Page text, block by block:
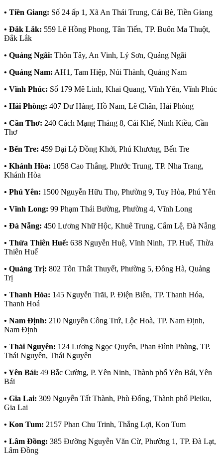
• Tiền Giang: Số 24 ấp 1, Xã An Thái Trung, Cái Bè, Tiền Giang
• Đắk Lắk: 559 Lê Hồng Phong, Tân Tiến, TP. Buôn Ma Thuột,
Đắk Lắk
• Quảng Ngãi: Thôn Tây, An Vinh, Lý Sơn, Quảng Ngãi
• Quảng Nam: AH1, Tam Hiệp, Núi Thành, Quảng Nam
• Vĩnh Phúc: Số 179 Mê Linh, Khai Quang, Vĩnh Yên, Vĩnh Phúc
• Hải Phòng: 407 Dư Hàng, Hồ Nam, Lê Chân, Hải Phòng
• Cần Thơ: 240 Cách Mạng Tháng 8, Cái Khế, Ninh Kiều, Cần
Thơ
• Bến Tre: 459 Đại Lộ Đồng Khởi, Phú Khương, Bến Tre
• Khánh Hòa: 1058 Cao Thắng, Phước Trung, TP. Nha Trang,
Khánh Hòa
• Phú Yên: 1500 Nguyễn Hữu Thọ, Phường 9, Tuy Hòa, Phú Yên
• Vĩnh Long: 99 Phạm Thái Bường, Phường 4, Vĩnh Long
• Đà Nẵng: 450 Lương Nhữ Hộc, Khuê Trung, Cẩm Lệ, Đà Nẵng
• Thừa Thiên Huế: 638 Nguyễn Huệ, Vĩnh Ninh, TP. Huế, Thừa
Thiên Huế
• Quảng Trị: 802 Tôn Thất Thuyết, Phường 5, Đông Hà, Quảng
Trị
• Thanh Hóa: 145 Nguyễn Trãi, P. Điện Biên, TP. Thanh Hóa,
Thanh Hoá
• Nam Định: 210 Nguyễn Công Trứ, Lộc Hoà, TP. Nam Định,
Nam Định
• Thái Nguyên: 124 Lương Ngọc Quyến, Phan Đình Phùng, TP.
Thái Nguyên, Thái Nguyên
• Yên Bái: 49 Bắc Cường, P. Yên Ninh, Thành phố Yên Bái, Yên
Bái
• Gia Lai: 309 Nguyễn Tất Thành, Phù Đổng, Thành phố Pleiku,
Gia Lai
• Kon Tum: 2157 Phan Chu Trinh, Thắng Lợi, Kon Tum
• Lâm Đồng: 385 Đường Nguyễn Văn Cừ, Phường 1, TP. Đà Lạt,
Lâm Đồng